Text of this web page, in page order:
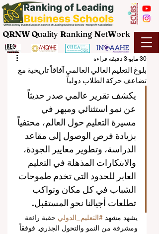
QRNW Quality Ranking NetWork
بلوغ التعليم العالي العالمي آفاقاً تاريخية مع
تضاعف حركة الطلاب دولياً
30 مايو 3 دقيقة قراءة
يكشف تقرير عالمي صدر حديثاً
عن نمو استثنائي ومبهر في
مسيرة التعليم حول العالم، محتفياً
بزيادة فرص الوصول إلى مقاعد
الدراسة، وتطوير معايير الجودة،
والابتكارات المذهلة في التعليم
العابر للحدود التي تخدم طموحات
الشباب في كل مكان وتواكب
تطلعات أجيالنا نحو المستقبل.
يشهد مشهد #التعليم_الدولي حقبة رائعة
ومشرقة من النمو والتحول الجذري. فوفقاً